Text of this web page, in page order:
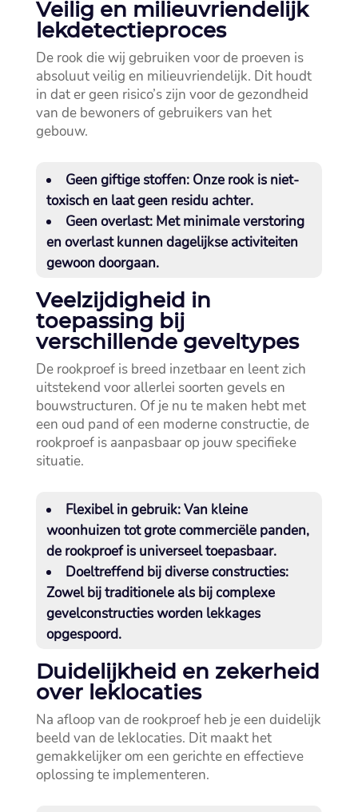
Veilig en milieuvriendelijk
lekdetectieproces
De rook die wij gebruiken voor de proeven is
absoluut veilig en milieuvriendelijk.​ Dit houdt
in dat er geen risico’s zijn voor de gezondheid
van de bewoners of gebruikers van het
gebouw.​
Geen giftige stoffen:Onze rook is niet-
toxisch en laat geen residu achter.​
Geen overlast:Met minimale verstoring
en overlast kunnen dagelijkse activiteiten
gewoon doorgaan.​
Veelzijdigheid in
toepassing bij
verschillende geveltypes
De rookproef is breed inzetbaar en leent zich
uitstekend voor allerlei soorten gevels en
bouwstructuren.​ Of je nu te maken hebt met
een oud pand of een moderne constructie, de
rookproef is aanpasbaar op jouw specifieke
situatie.​
Flexibel in gebruik:Van kleine
woonhuizen tot grote commerciële panden,
de rookproef is universeel toepasbaar.​
Doeltreffend bij diverse constructies:
Zowel bij traditionele als bij complexe
gevelconstructies worden lekkages
opgespoord.​
Duidelijkheid en zekerheid
over leklocaties
Na afloop van de rookproef heb je een duidelijk
beeld van de leklocaties.​ Dit maakt het
gemakkelijker om een gerichte en effectieve
oplossing te implementeren.​